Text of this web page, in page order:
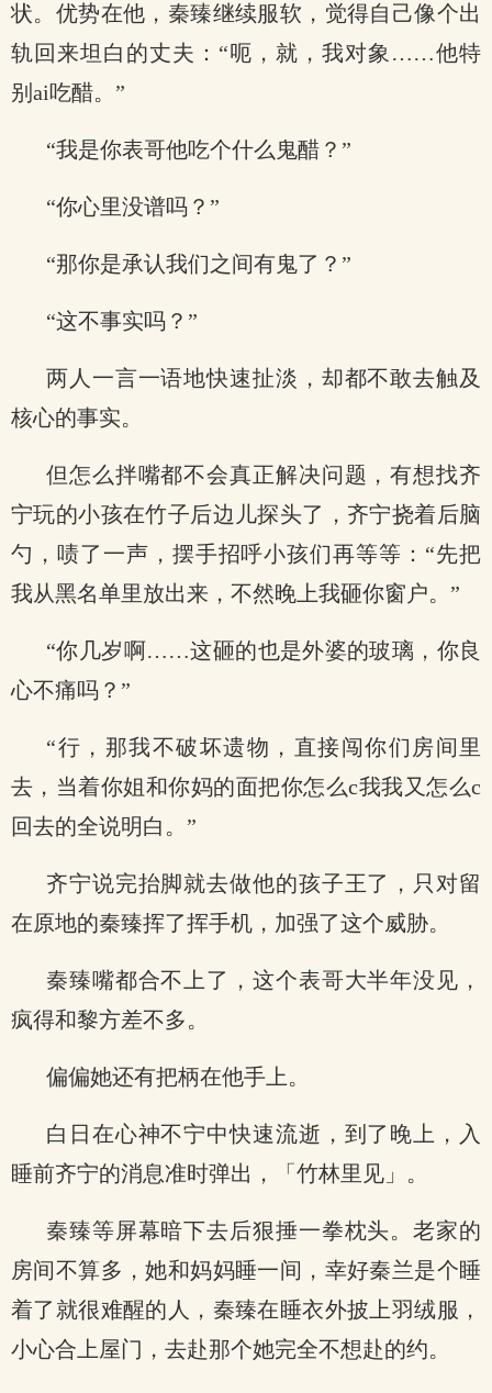
状。优势在他，秦臻继续服软，觉得自己像个出
轨回来坦白的丈夫：“呃，就，我对象……他特
别ai吃醋。”
“我是你表哥他吃个什么鬼醋？”
“你心里没谱吗？”
“那你是承认我们之间有鬼了？”
“这不事实吗？”
两人一言一语地快速扯淡，却都不敢去触及
核心的事实。
但怎么拌嘴都不会真正解决问题，有想找齐
宁玩的小孩在竹子后边儿探头了，齐宁挠着后脑
勺，啧了一声，摆手招呼小孩们再等等：“先把
我从黑名单里放出来，不然晚上我砸你窗户。”
“你几岁啊……这砸的也是外婆的玻璃，你良
心不痛吗？”
“行，那我不破坏遗物，直接闯你们房间里
去，当着你姐和你妈的面把你怎么c我我又怎么c
回去的全说明白。”
齐宁说完抬脚就去做他的孩子王了，只对留
在原地的秦臻挥了挥手机，加强了这个威胁。
秦臻嘴都合不上了，这个表哥大半年没见，
疯得和黎方差不多。
偏偏她还有把柄在他手上。
白日在心神不宁中快速流逝，到了晚上，入
睡前齐宁的消息准时弹出，「竹林里见」。
秦臻等屏幕暗下去后狠捶一拳枕头。老家的
房间不算多，她和妈妈睡一间，幸好秦兰是个睡
着了就很难醒的人，秦臻在睡衣外披上羽绒服，
小心合上屋门，去赴那个她完全不想赴的约。